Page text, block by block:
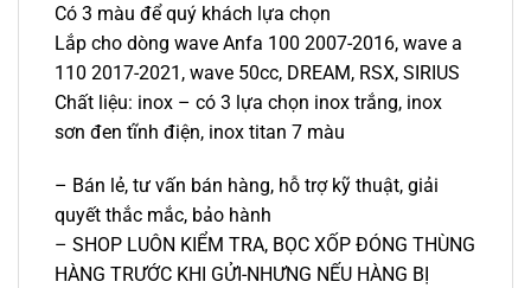
Có 3 màu để quý khách lựa chọn
Lắp cho dòng wave Anfa 100 2007-2016, wave a
110 2017-2021, wave 50cc, DREAM, RSX, SIRIUS
Chất liệu: inox – có 3 lựa chọn inox trắng, inox
sơn đen tĩnh điện, inox titan 7 màu
– Bán lẻ, tư vấn bán hàng, hỗ trợ kỹ thuật, giải
quyết thắc mắc, bảo hành
– SHOP LUÔN KIỂM TRA, BỌC XỐP ĐÓNG THÙNG
HÀNG TRƯỚC KHI GỬI-NHƯNG NẾU HÀNG BỊ